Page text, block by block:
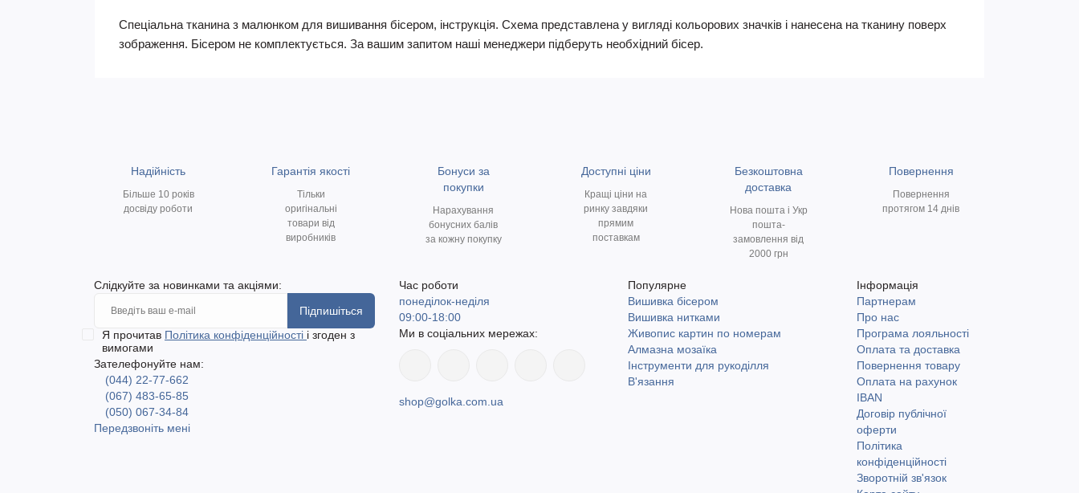
Спеціальна тканина з малюнком для вишивання бісером, інструкція. Схема представлена у вигляді кольорових значків і нанесена на тканину поверх
зображення. Бісером не комплектується. За вашим запитом наші менеджери підберуть необхідний бісер.
Надійність
Більше 10 років
досвіду роботи
Гарантія якості
Тільки
оригінальні
товари від
виробників
Бонуси за
покупки
Нарахування
бонусних балів
за кожну покупку
Доступні ціни
Кращі ціни на
ринку завдяки
прямим
поставкам
Безкоштовна
доставка
Нова пошта і Укр
пошта-
замовлення від
2000 грн
Повернення
Повернення
протягом 14 днів
Слідкуйте за новинками та акціями:
Підпишіться
Я прочитав Політика конфіденційності і згоден з
вимогами
Зателефонуйте нам:
(044) 22-77-662
(067) 483-65-85
(050) 067-34-84
Передзвоніть мені
Час роботи
понеділок-неділя
09:00-18:00
Ми в соціальних мережах:
shop@golka.com.ua
Популярне
Вишивка бісером
Вишивка нитками
Живопис картин по номерам
Алмазна мозаїка
Інструменти для рукоділля
В'язання
Інформація
Партнерам
Про нас
Програма лояльності
Оплата та доставка
Повернення товару
Оплата на рахунок
IBAN
Договір публічної
оферти
Політика
конфіденційності
Зворотній зв'язок